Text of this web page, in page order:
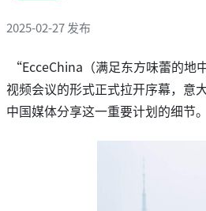
2025-02-27 发布
“EcceChina（满足东方味蕾的
视频会议的形式正式拉开序幕，意
中国媒体分享这一重要计划的细节。